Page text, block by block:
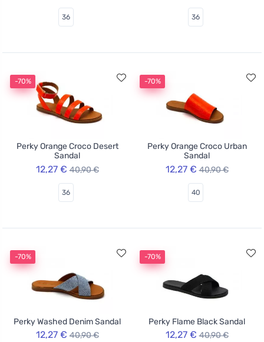
36 36
-70%
Perky Orange Croco Desert
Sandal
12,27 € 40,90 €
36
-70%
Perky Orange Croco Urban
Sandal
12,27 € 40,90 €
40
-70%
Perky Washed Denim Sandal
12,27 € 40,90 €
-70%
Perky Flame Black Sandal
12,27 € 40,90 €